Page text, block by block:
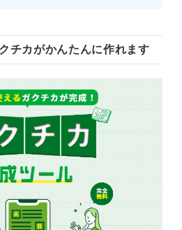
チカがかんたんに作れます